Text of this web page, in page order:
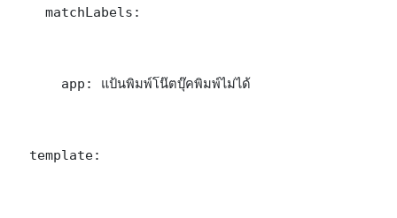
    matchLabels:
      app: แป้นพิมพ์โน๊ตบุ๊คพิมพ์ไม่ได้
  template: